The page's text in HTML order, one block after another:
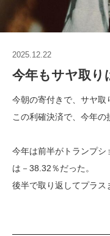
2025.12.22
今年もサヤ取り
今朝の寄付きで、サヤ取
この利確決済で、今年の
今年は前半がトランプ
は－38.32％だった。
後半で取り返してプラス